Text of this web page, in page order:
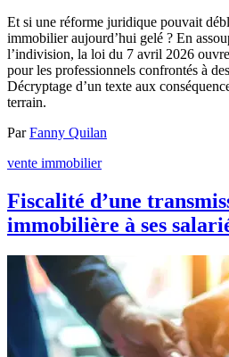
Et si une réforme juridique pouvait
immobilier aujourd’hui gelé ? En
l’indivision, la loi du 7 avril 2026
pour les professionnels confrontés à
Décryptage d’un texte aux
terrain.
ParFanny Quilan
vente immobilier
Fiscalité d’une
immobilière à ses